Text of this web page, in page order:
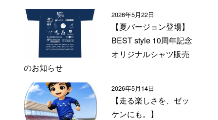
2026年5月22日
【夏バージョン登場】
BEST style 10周年記念
オリジナルシャツ販売
のお知らせ
2026年5月14日
【走る楽しさを、ゼッ
ケンにも。】